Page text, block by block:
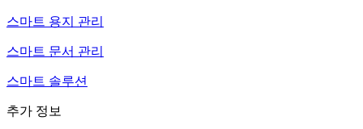
스마트 용지 관리
스마트 문서 관리
스마트 솔루션
추가 정보